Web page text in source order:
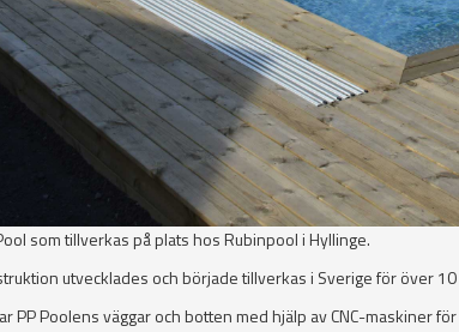
som tillverkas på plats hos Rubinpool i Hyllinge.
utvecklades och började tillverkas i Sverige för över
PP Poolens väggar och botten med hjälp av CNC-maskiner